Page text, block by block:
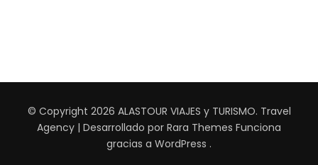
© Copyright 2026 ALASTOUR VIAJES y TURISMO. Travel
Agency | Desarrollado por Rara Themes Funciona
gracias a WordPress .